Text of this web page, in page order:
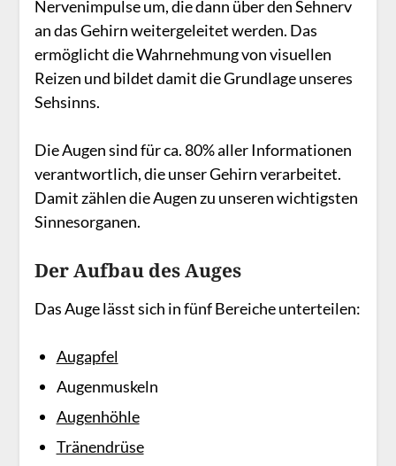
Nervenimpulse um, die dann über den Sehnerv
an das Gehirn weitergeleitet werden. Das
ermöglicht die Wahrnehmung von visuellen
Reizen und bildet damit die Grundlage unseres
Sehsinns.
Die Augen sind für ca. 80% aller Informationen
verantwortlich, die unser Gehirn verarbeitet.
Damit zählen die Augen zu unseren wichtigsten
Sinnesorganen.
Der Aufbau des Auges
Das Auge lässt sich in fünf Bereiche unterteilen:
Augapfel
Augenmuskeln
Augenhöhle
Tränendrüse